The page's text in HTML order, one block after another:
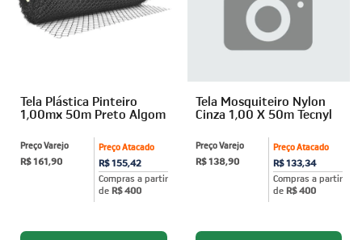
Tela Plástica Pinteiro
1,00mx 50m Preto Algom
Preço Atacado
R$ 155,42
Compras a partir
de R$ 400
Preço Varejo
R$ 161,90
Tela Mosquiteiro Nylon
Cinza 1,00 X 50m Tecnyl
Preço Atacado
R$ 133,34
Compras a partir
de R$ 400
Preço Varejo
R$ 138,90